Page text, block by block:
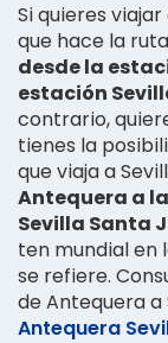
Si quieres
que hace la
desde la
estación
contrario,
tienes la
que viaja a
Antequera a
Sevilla Santa
ten mundial en
se refiere.
de Antequera a
Antequera